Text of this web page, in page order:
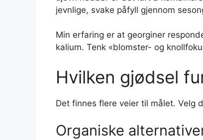
jevnlige, svake påfyll gjennom
Min erfaring er at georginer
kalium. Tenk «blomster- og
Hvilken gjødsel
Det finnes flere veier til målet. Velg
Organiske